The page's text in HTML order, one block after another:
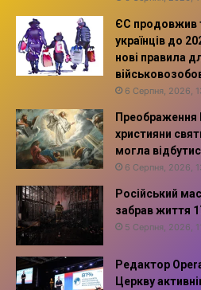
ЄС продовжив
українців до
нові правила
6 Серпня, 2026,
Преображення
християни
могла
6 Серпня, 2026,
Російський
забрав життя
5 Серпня, 2026,
Редактор
Церкву